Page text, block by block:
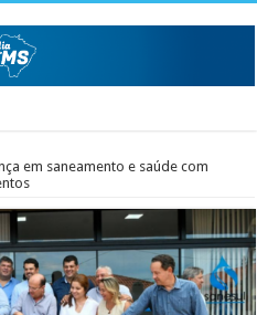
em saneamento e saúde com